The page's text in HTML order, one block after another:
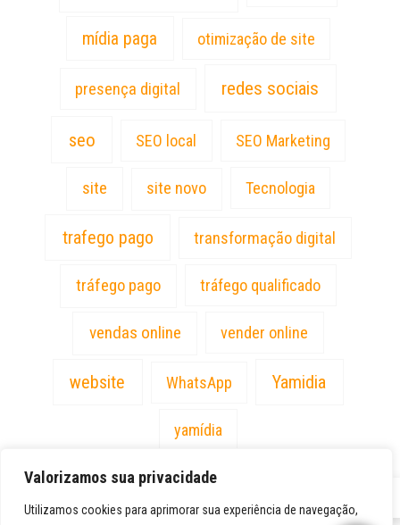
Valorizamos sua privacidade
Utilizamos cookies para aprimorar sua experiência de navegação,
mídia paga otimização de site
presença digital redes sociais
seo SEO local SEO Marketing
site site novo Tecnologia
trafego pago transformação digital
tráfego pago tráfego qualificado
vendas online vender online
website WhatsApp Yamidia
yamídia